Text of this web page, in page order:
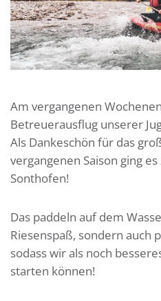
Am vergangenen
Betreuerausflug unserer
Als Dankeschön für das
vergangenen Saison ging
Sonthofen!
Das paddeln auf dem
Riesenspaß, sondern auch
sodass wir als noch
starten können!